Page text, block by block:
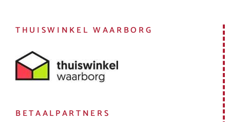
THUISWINKEL WAARBORG
BETAALPARTNERS